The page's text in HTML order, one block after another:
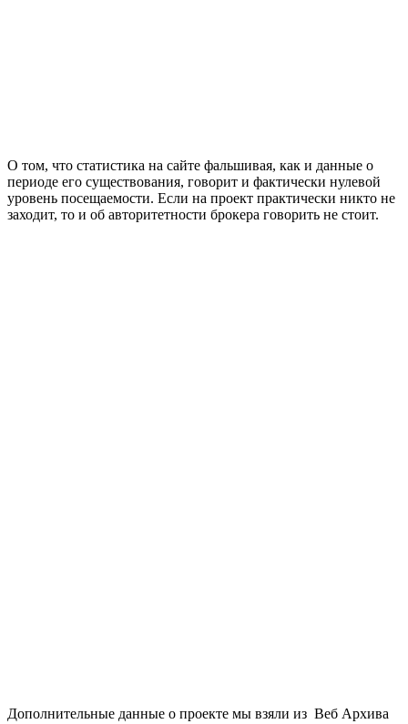
О том, что статистика на сайте фальшивая, как и данные о
периоде его существования, говорит и фактически нулевой
уровень посещаемости. Если на проект практически никто не
заходит, то и об авторитетности брокера говорить не стоит.
Дополнительные данные о проекте мы взяли из Веб Архива